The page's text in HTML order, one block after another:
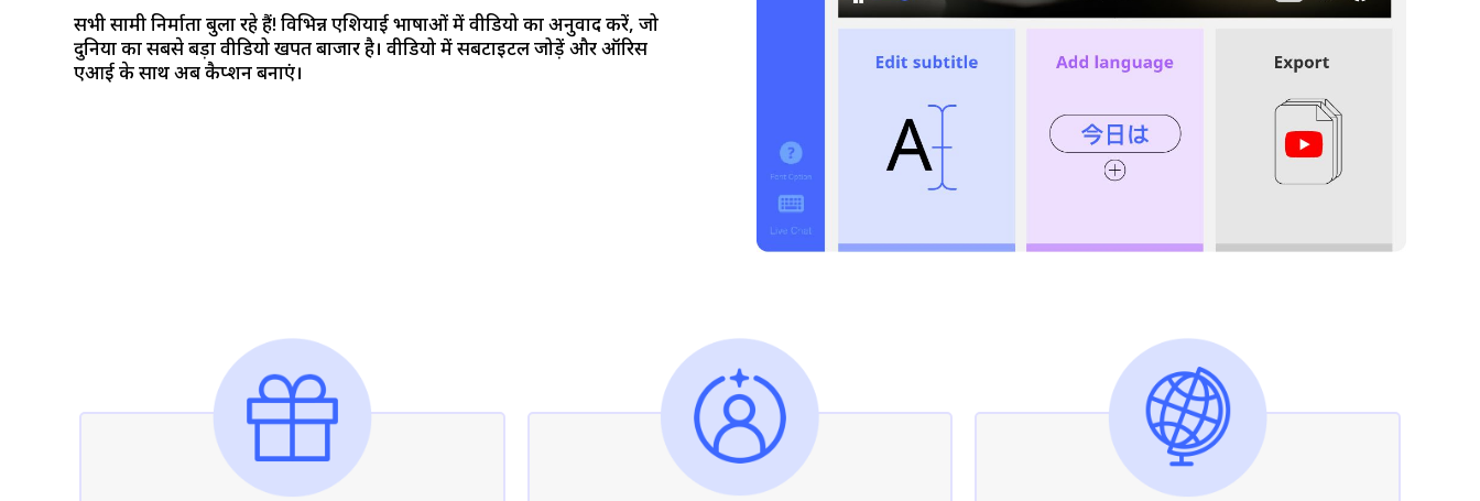
सभी सामग्री निर्माता बुला रहे हैं! विभिन्न एशियाई भाषाओं में वीडियो का अनुवाद करें, जो
दुनिया का सबसे बड़ा वीडियो खपत बाजार है। वीडियो में सबटाइटल जोड़ें और ऑरिस
एआई के साथ अब कैप्शन बनाएं।